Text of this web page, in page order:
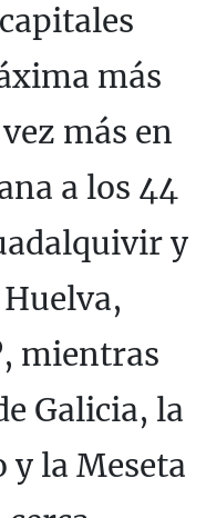
más
más en
a los 44
y
mientras
Galicia, la
y la Meseta